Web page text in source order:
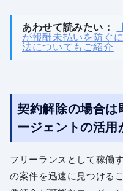
あわせて読みたい：
が報酬未払いを防ぐ
法についてもご紹介
契約解除の場合は
ージェントの活用
フリーランスとして稼働
の案件を迅速に見つける